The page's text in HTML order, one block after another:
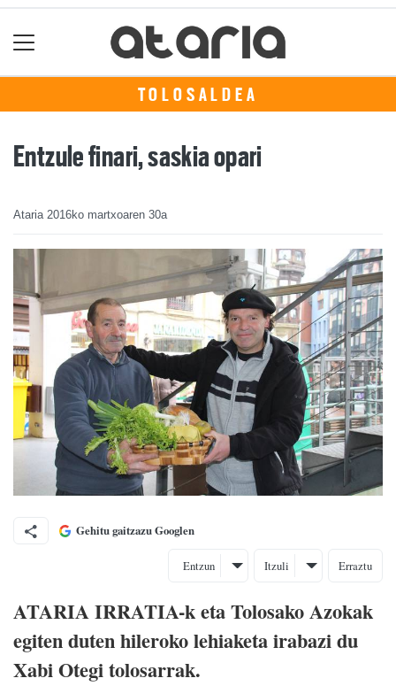
TOLOSALDEA
Entzule finari, saskia opari
Ataria 2016ko martxoaren 30a
Gehitu gaitzazu Googlen
Entzun Itzuli Erraztu
ATARIA IRRATIA-k eta Tolosako Azokak
egiten duten hileroko lehiaketa irabazi du
Xabi Otegi tolosarrak.